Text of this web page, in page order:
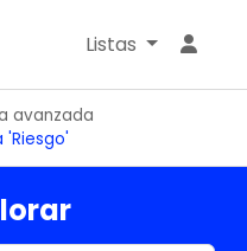
Listas
avanzada